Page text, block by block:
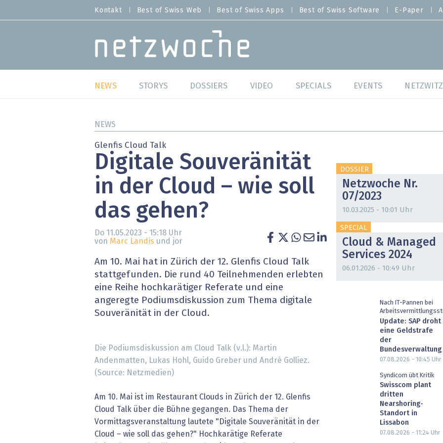
zum
MENU
Kontakt Best of Swiss Web Best of Swiss Apps Best of Swiss Software E-Paper
MAIN NAVIGATION
NEWS
Studien
Meinungen
Hands-on
» alle News
STORYS DOSSIERS
Best of Swiss Software
SAP S/4 Hana
Arbeitswelten
Gesundheit wird digital
Blockchain
EU-DSGVO
XaaS, Managed Services & Co.
» alle Dossiers
VIDEO SPECIALS
Cybersecurity
IT for Gov
Cloud & Managed Services
IT for Health
Artificial Intelligence
Finance 2030
Fintech & Insurtech
Professional AV & Digital Signage
EVENTS
Best of Swiss
NEWS
Glenfis Cloud Talk
Digitale Souveränität
in der Cloud – wie soll
das gehen?
Do 11.05.2023 - 15:18 Uhr
von Marc Landis und jor
Am 10. Mai hat in Zürich der 12. Glenfis Cloud Talk
stattgefunden. Die rund 40 Teilnehmenden erlebten
eine Reihe hochkarätiger Referate und eine
angeregte Podiumsdiskussion zum Thema digitale
Souveränität in der Cloud.
Die Podiumsdiskussion am Cloud Talk (v.l.): Martin
Andenmatten, Lukas Hohl, Guido Greber und André Golliez.
(Source: Netzmedien)
Am 10. Mai ist im Restaurant Clouds in Zürich der 12. Glenfis
Cloud Talk über die Bühne gegangen. Das Thema der
Vormittagsveranstaltung lautete "Digitale Souveränität in der
Cloud – wie soll das gehen?" Hochkarätige Referate
DOSSIER
Netzwoche Nr.
07/2023
10.03.2025 - 10:01 Uhr
SPECIAL
Cloud & Managed
Services 2024
06.01.2026 - 10:49 Uhr
Nach IT-Pannen bei
Update: SAP droht
eine Geldstrafe
der
Bundesverwaltung
07.08.2026 - 10:45 Uhr
Syndicom übt Kritik
Swisscom plant
dritten
Nearshoring-
Standort in
Lissabon
07.08.2026 - 11:24 Uhr